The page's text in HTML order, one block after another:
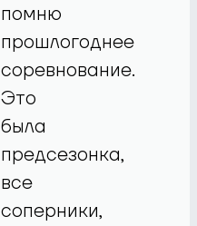
помню
прошлогоднее
соревнование.
Это
была
предсезонка,
все
соперники,